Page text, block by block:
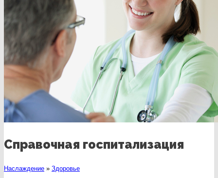
Справочная госпитализация
Наслаждение » Здоровье